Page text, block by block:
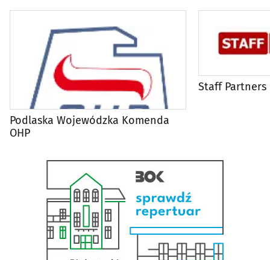
Podlaska Wojewódzka Komenda
OHP
Staff Partners